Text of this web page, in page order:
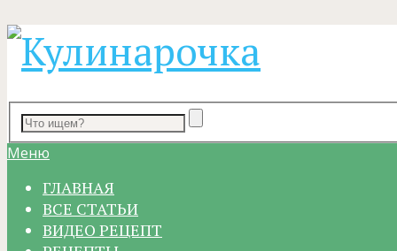
Меню
ГЛАВНАЯ
ВСЕ СТАТЬИ
ВИДЕО РЕЦЕПТ